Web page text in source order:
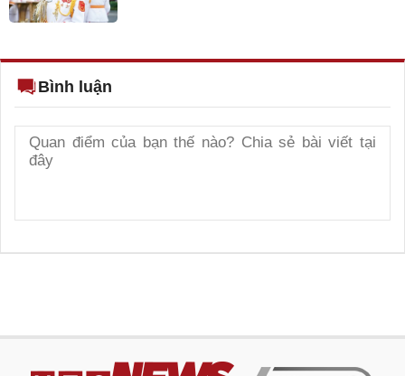
Bình luận